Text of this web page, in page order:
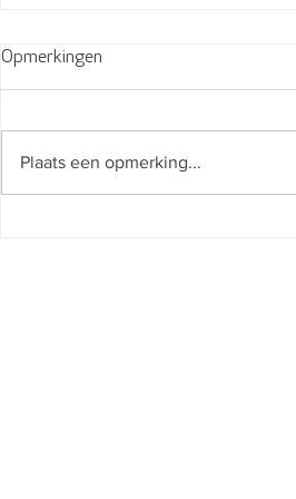
Opmerkingen
Plaats een opmerking...